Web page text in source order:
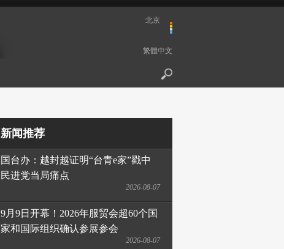
北京
繁體中文
新闻推荐
国台办：越封越证明“台青e家”戳中
民进党当局痛点
2026-08-07
9月9日开幕！2026年服贸会超60个国
家和国际组织确认参展参会
2026-08-07